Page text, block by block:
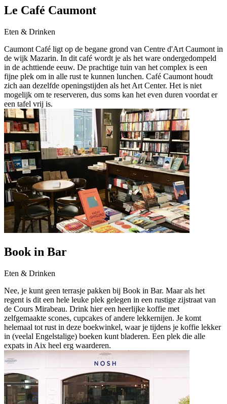
Le Café Caumont
Eten & Drinken
Caumont Café ligt op de begane grond van Centre d'Art Caumont in
de wijk Mazarin. In dit café wordt je als het ware ondergedompeld
in de achttiende eeuw. De prachtige tuin van het complex is een
fijne plek om in alle rust te kunnen lunchen. Café Caumont houdt
zich aan dezelfde openingstijden als het Art Center. Het is niet
mogelijk om te reserveren, dus soms kan het even duren voordat er
een tafel vrij is.
Book in Bar
Eten & Drinken
Nee, je kunt geen terrasje pakken bij Book in Bar. Maar als het
regent is dit een hele leuke plek gelegen in een rustige zijstraat van
de Cours Mirabeau. Drink hier een heerlijke koffie met
zelfgemaakte scones, cupcakes of andere lekkernijen. Je komt
helemaal tot rust in deze boekwinkel, waar je tijdens je koffie lekker
in (veelal Engelstalige) boeken kunt bladeren. Een plek die alle
expats in Aix heel erg waarderen.